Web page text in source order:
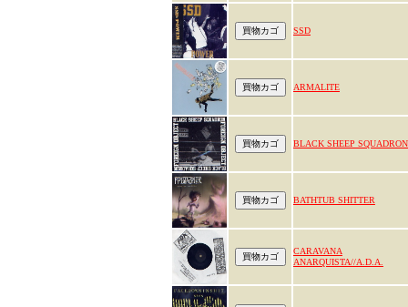
SSD
ARMALITE
BLACK SHEEP SQUADRON
BATHTUB SHITTER
CARAVANA
ANARQUISTA//A.D.A.